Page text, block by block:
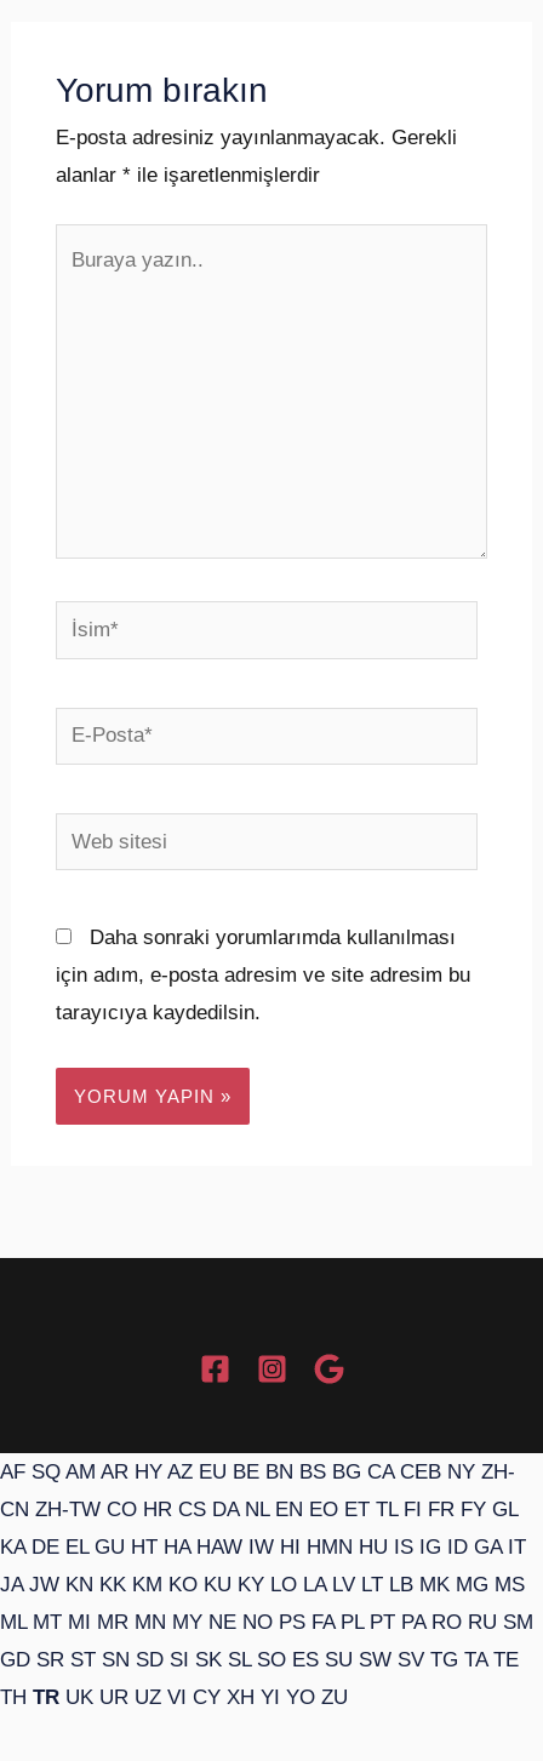
Yorum bırakın
E-posta adresiniz yayınlanmayacak. Gerekli
alanlar *ile işaretlenmişlerdir
İsim*
E-
Posta*
Web
sitesi
Daha sonraki yorumlarımda kullanılması
için adım, e-posta adresim ve site adresim bu
tarayıcıya kaydedilsin.
AF SQ AM AR HY AZ EU BE BN BS BG CA CEB NY ZH-
CN ZH-TW CO HR CS DA NL EN EO ET TL FI FR FY GL
KA DE EL GU HT HA HAW IW HI HMN HU IS IG ID GA IT
JA JW KN KK KM KO KU KY LO LA LV LT LB MK MG MS
ML MT MI MR MN MY NE NO PS FA PL PT PA RO RU SM
GD SR ST SN SD SI SK SL SO ES SU SW SV TG TA TE
TH TR UK UR UZ VI CY XH YI YO ZU